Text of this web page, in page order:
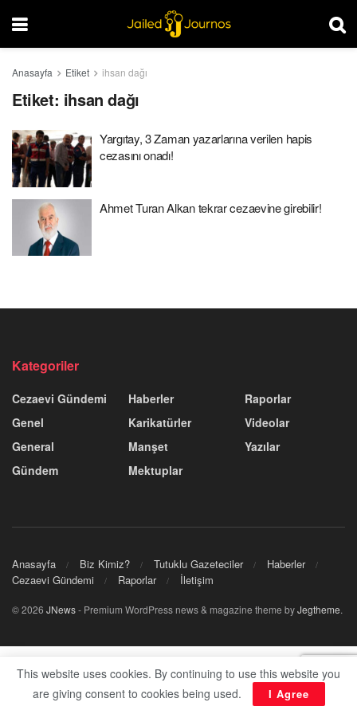
Anasayfa Etiket ihsan dağı
Etiket: ihsan dağı
Yargıtay, 3 Zaman yazarlarına verilen hapis
cezasını onadı!
Ahmet Turan Alkan tekrar cezaevine girebilir!
Kategoriler
Cezaevi Gündemi
Genel
General
Gündem
Haberler
Karikatürler
Manşet
Mektuplar
Raporlar
Videolar
Yazılar
Anasayfa Biz Kimiz? Tutuklu Gazeteciler
Haberler
Cezaevi Gündemi
Raporlar İletişim
© 2026 JNews- Premium WordPress news & magazine theme byJegtheme.
This website uses cookies. By continuing to use this website you
are giving consent to cookies being used.
I Agree